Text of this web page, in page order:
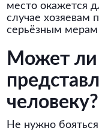
место окажется
случае хозяевам
серьёзным
Может
человеку?
Не нужно